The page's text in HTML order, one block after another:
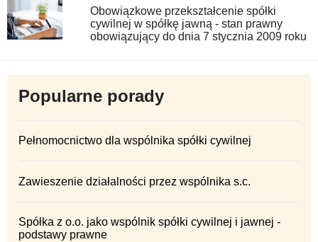
Obowiązkowe przekształcenie spółki
cywilnej w spółkę jawną - stan prawny
obowiązujący do dnia 7 stycznia 2009 roku
Popularne porady
Pełnomocnictwo dla wspólnika spółki cywilnej
Zawieszenie działalności przez wspólnika s.c.
Spółka z o.o. jako wspólnik spółki cywilnej i jawnej -
podstawy prawne